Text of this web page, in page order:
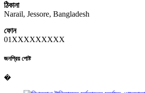
ঠিকানা
Narail, Jessore, Bangladesh
ফোন
01XXXXXXXXX
জনপ্রিয় পোষ্ট
�